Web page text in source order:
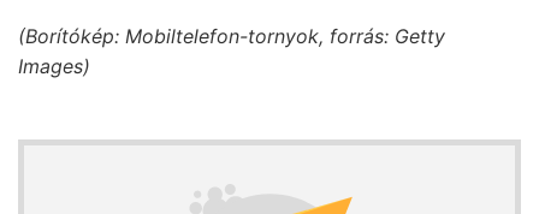
(Borítókép: Mobiltelefon-tornyok, forrás: Getty
Images)